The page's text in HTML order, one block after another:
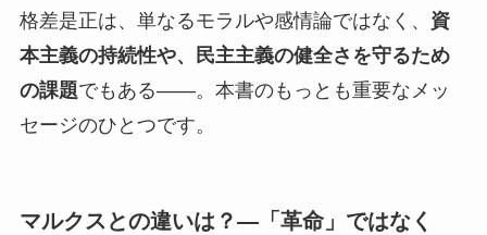
格差是正は、単なるモラルや感情論ではなく、 資
本主義の持続性や、民主主義の健全さを守るため
の課題でもある――。本書のもっとも重要なメッ
セージのひとつです。
マルクスとの違いは？―「革命」ではなく